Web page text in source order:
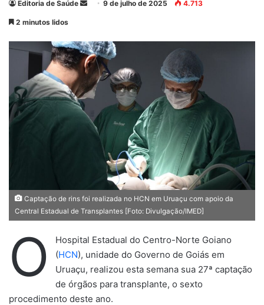
Editoria de Saúde
d
e
u
m
-
m
9 de julho de 2025 4.713
2 minutos lidos
Captação de rins foi realizada no HCN em Uruaçu com apoio da
Central Estadual de Transplantes [Foto: Divulgação/IMED]
O
Hospital Estadual do Centro-Norte Goiano
(HCN), unidade do Governo de Goiás em
Uruaçu, realizou esta semana sua 27ª captação
de órgãos para transplante, o sexto
procedimento deste ano.